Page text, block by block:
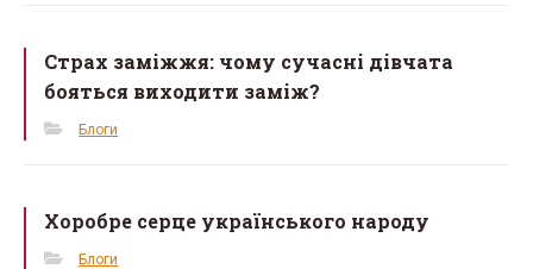
Страх заміжжя: чому сучасні дівчата
бояться виходити заміж?
Блоги
Хоробре серце українського народу
Блоги